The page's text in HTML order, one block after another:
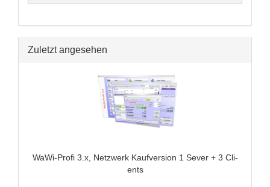
Zuletzt angesehen
WaWi-​Profi 3.x, Netz­werk Kauf­ver­si­on 1 Sever + 3 Cli­
ents